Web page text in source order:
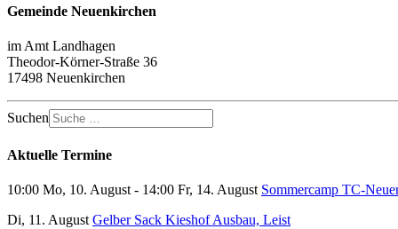
Gemeinde Neuenkirchen
im Amt Landhagen
Theodor-Körner-Straße 36
17498 Neuenkirchen
Suchen
Aktuelle Termine
10:00 Mo, 10. August - 14:00 Fr, 14. August Sommercamp TC-
Di, 11. August Gelber Sack Kieshof Ausbau, Leist